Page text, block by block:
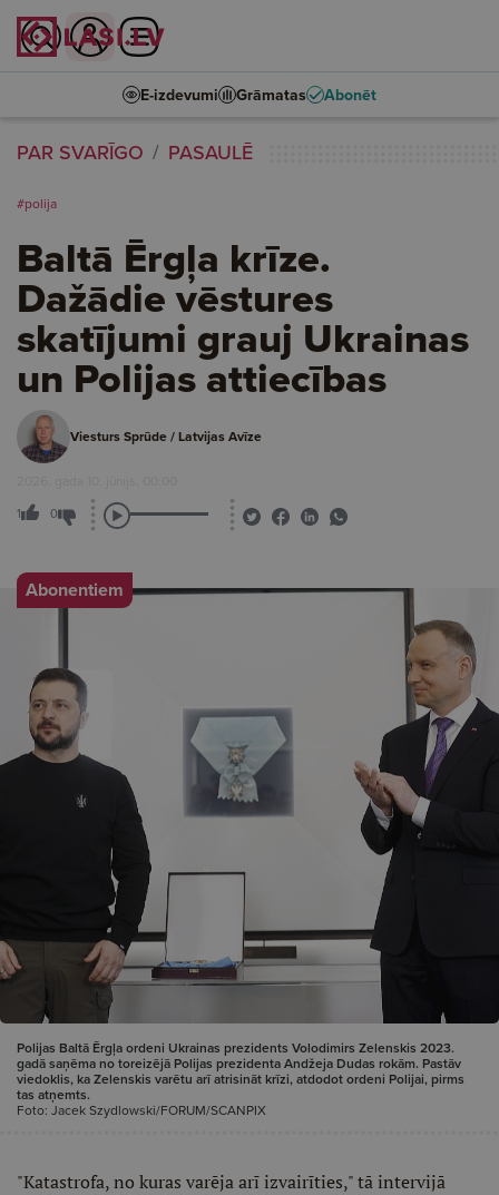
E-izdevumi Grāmatas Abonēt
PAR SVARĪGO PASAULĒ
#polija
Baltā Ērgļa krīze.
Dažādie vēstures
skatījumi grauj Ukrainas
un Polijas attiecības
Viesturs Sprūde / Latvijas Avīze
2026. gada 10. jūnijs, 00:00
1 0
Abonentiem
Polijas Baltā Ērgļa ordeni Ukrainas prezidents Volodimirs Zelenskis 2023.
gadā saņēma no toreizējā Polijas prezidenta Andžeja Dudas rokām. Pastāv
viedoklis, ka Zelenskis varētu arī atrisināt krīzi, atdodot ordeni Polijai, pirms
tas atņemts.
Foto: Jacek Szydlowski/FORUM/SCANPIX
"Katastrofa, no kuras varēja arī izvairīties," tā intervijā